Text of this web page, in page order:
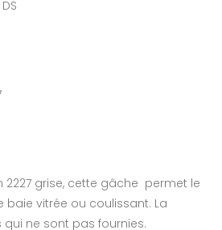
2227 grise, cette gâche permet le
vitrée ou coulissant. La
ne sont pas fournies.